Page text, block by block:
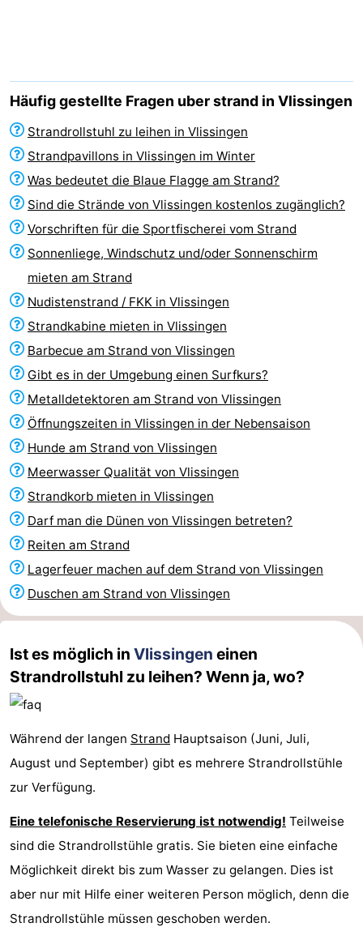
Noordzee
Resort
Vlissingen
-
Strandpark
Zeeland
-
Vebenabos
-
Westduin
Hotels
Zimmer
(mit
Frühstück)
Lastminutes
Strand
Sehen
&
tun
-
Museen
-
Denkmäler
-
Aussichtspunkte
Attraktionen
-
Spielplätze
-
Indoor-
-
Zentren
Dörfer
Städte
Natur
Führungen
Sport
-
Radfahren
-
Häufig gestellte Fragen uber strand in Vlissingen
Strandrollstuhl zu leihen in Vlissingen
Strandpavillons in Vlissingen im Winter
Was bedeutet die Blaue Flagge am Strand?
Sind die Strände von Vlissingen kostenlos zugänglich?
Vorschriften für die Sportfischerei vom Strand
Sonnenliege, Windschutz und/oder Sonnenschirm
mieten am Strand
Nudistenstrand / FKK in Vlissingen
Strandkabine mieten in Vlissingen
Barbecue am Strand von Vlissingen
Gibt es in der Umgebung einen Surfkurs?
Metalldetektoren am Strand von Vlissingen
Öffnungszeiten in Vlissingen in der Nebensaison
Hunde am Strand von Vlissingen
Meerwasser Qualität von Vlissingen
Strandkorb mieten in Vlissingen
Darf man die Dünen von Vlissingen betreten?
Reiten am Strand
Lagerfeuer machen auf dem Strand von Vlissingen
Duschen am Strand von Vlissingen
Ist es möglich in Vlissingen einen
Strandrollstuhl zu leihen? Wenn ja, wo?
Während der langen Strand Hauptsaison (Juni, Juli,
August und September) gibt es mehrere Strandrollstühle
zur Verfügung.
Eine telefonische Reservierung ist notwendig! Teilweise
sind die Strandrollstühle gratis. Sie bieten eine einfache
Möglichkeit direkt bis zum Wasser zu gelangen. Dies ist
aber nur mit Hilfe einer weiteren Person möglich, denn die
Strandrollstühle müssen geschoben werden.